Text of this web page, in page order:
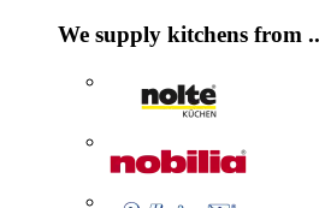
We supply kitchens from